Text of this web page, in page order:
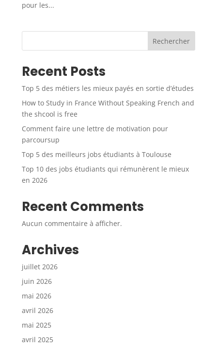
pour les...
Rechercher
Recent Posts
Top 5 des métiers les mieux payés en sortie d’études
How to Study in France Without Speaking French and
the shcool is free
Comment faire une lettre de motivation pour
parcoursup
Top 5 des meilleurs jobs étudiants à Toulouse
Top 10 des jobs étudiants qui rémunèrent le mieux
en 2026
Recent Comments
Aucun commentaire à afficher.
Archives
juillet 2026
juin 2026
mai 2026
avril 2026
mai 2025
avril 2025